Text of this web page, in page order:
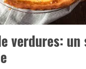
verdures: